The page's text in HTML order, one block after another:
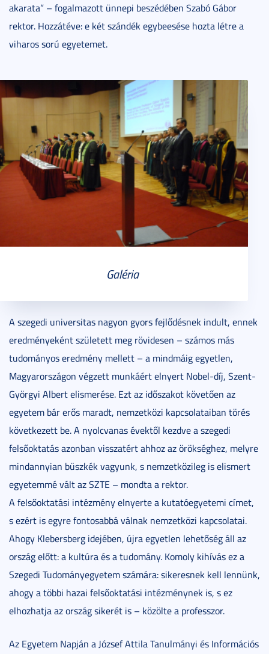
akarata” – fogalmazott ünnepi beszédében Szabó Gábor
rektor. Hozzátéve: e két szándék egybeesése hozta létre a
viharos sorú egyetemet.
Galéria
A szegedi universitas nagyon gyors fejlődésnek indult, ennek
eredményeként született meg rövidesen – számos más
tudományos eredmény mellett – a mindmáig egyetlen,
Magyarországon végzett munkáért elnyert Nobel-díj, Szent-
Györgyi Albert elismerése. Ezt az időszakot követően az
egyetem bár erős maradt, nemzetközi kapcsolataiban törés
következett be. A nyolcvanas évektől kezdve a szegedi
felsőoktatás azonban visszatért ahhoz az örökséghez, melyre
mindannyian büszkék vagyunk, s nemzetközileg is elismert
egyetemmé vált az SZTE – mondta a rektor.
A felsőoktatási intézmény elnyerte a kutatóegyetemi címet,
s ezért is egyre fontosabbá válnak nemzetközi kapcsolatai.
Ahogy Klebersberg idejében, újra egyetlen lehetőség áll az
ország előtt: a kultúra és a tudomány. Komoly kihívás ez a
Szegedi Tudományegyetem számára: sikeresnek kell lennünk,
ahogy a többi hazai felsőoktatási intézménynek is, s ez
elhozhatja az ország sikerét is – közölte a professzor.
Az Egyetem Napján a József Attila Tanulmányi és Információs